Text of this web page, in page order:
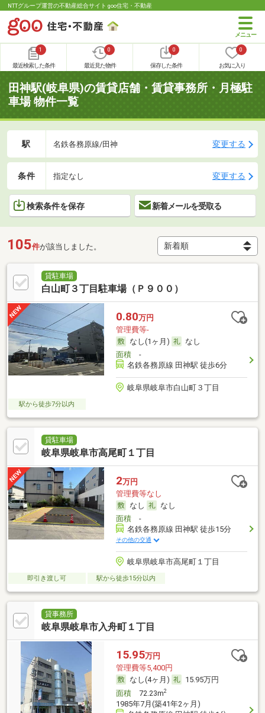
NTTグループ運営の不動産総合サイト goo住宅・不動産
1
最近検索した条件
0
最近見た物件
0
保存した条件
0
お気に入り
田神駅(岐阜県)の賃貸店舗・賃貸事務所・月極駐
車場 物件一覧
駅 名鉄各務原線/田神 変更する
条件 指定なし 変更する
検索条件を保存 新着メールを受取る
105件が該当しました。
貸駐車場
白山町３丁目駐車場（Ｐ９００）
0.80万円
管理費等-
なし(1ヶ月)
なし
面積-
名鉄各務原線 田神駅 徒歩6分
岐阜県岐阜市白山町３丁目
駅から徒歩7分以内
貸駐車場
岐阜県岐阜市高尾町１丁目
2万円
管理費等なし
なし
なし
面積-
名鉄各務原線 田神駅 徒歩15分
その他の交通
岐阜県岐阜市高尾町１丁目
即引き渡し可 駅から徒歩15分以内
貸事務所
岐阜県岐阜市入舟町１丁目
15.95万円
管理費等5,400円
なし(4ヶ月)
15.95万円
面積72.23m2
1985年7月(築41年2ヶ月)